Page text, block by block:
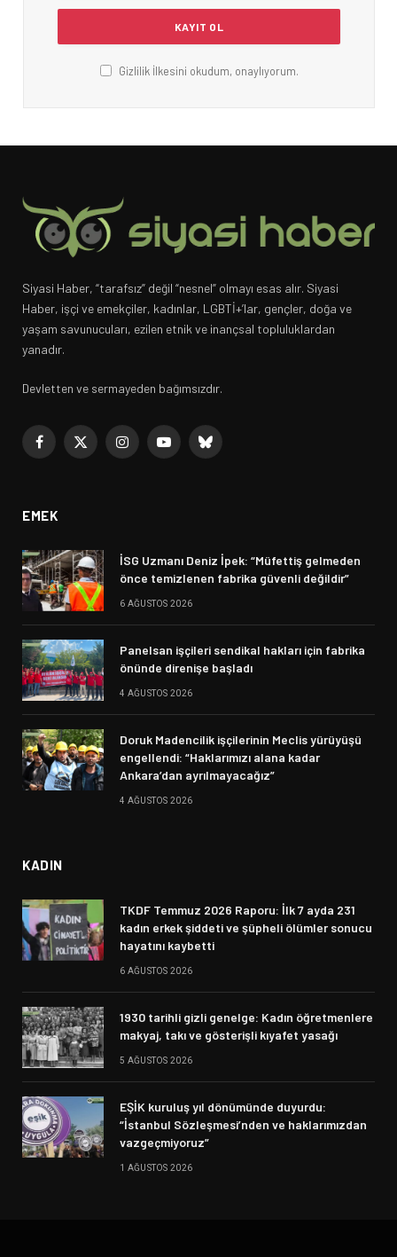
Gizlilik İlkesini okudum, onaylıyorum.
Siyasi Haber, “tarafsız” değil “nesnel” olmayı esas alır. Siyasi
Haber, işçi ve emekçiler, kadınlar, LGBTİ+’lar, gençler, doğa ve
yaşam savunucuları, ezilen etnik ve inançsal topluluklardan
yanadır.
Devletten ve sermayeden bağımsızdır.
Facebook
X
InstagramYouTubeBluesky
EMEK
İSG Uzmanı Deniz İpek: “Müfettiş gelmeden
önce temizlenen fabrika güvenli değildir”
6 AĞUSTOS 2026
Panelsan işçileri sendikal hakları için fabrika
önünde direnişe başladı
4 AĞUSTOS 2026
Doruk Madencilik işçilerinin Meclis yürüyüşü
engellendi: “Haklarımızı alana kadar
Ankara’dan ayrılmayacağız”
4 AĞUSTOS 2026
KADIN
TKDF Temmuz 2026 Raporu: İlk 7 ayda 231
kadın erkek şiddeti ve şüpheli ölümler sonucu
hayatını kaybetti
6 AĞUSTOS 2026
1930 tarihli gizli genelge: Kadın öğretmenlere
makyaj, takı ve gösterişli kıyafet yasağı
5 AĞUSTOS 2026
EŞİK kuruluş yıl dönümünde duyurdu:
“İstanbul Sözleşmesi’nden ve haklarımızdan
vazgeçmiyoruz”
1 AĞUSTOS 2026